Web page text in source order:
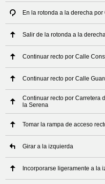
En la rotonda a la derecha
Salir de la rotonda a la
Continuar recto por Calle
Continuar recto por Calle
Continuar recto por Carretera
la Serena
Tomar la rampa de acceso
Girar a la izquierda
Incorporarse ligeramente a la